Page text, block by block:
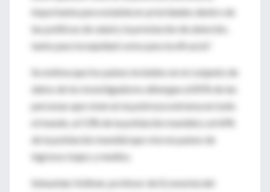
importante para establecer prioridades dentro de
las políticas de salud y la prestación de atención,
tanto para la equidad como para la eficacia".
Se estima que los países incluidos en el conjunto de
datos de los investigadores albergan al 85% de las
personas que viven en la pobreza extrema en todo
el mundo, al 53% de la población mundial y al 64%
de la población mundial que vive en países de
ingresos bajos y medios.
Sebastian Vollmer, profesor de Economía del